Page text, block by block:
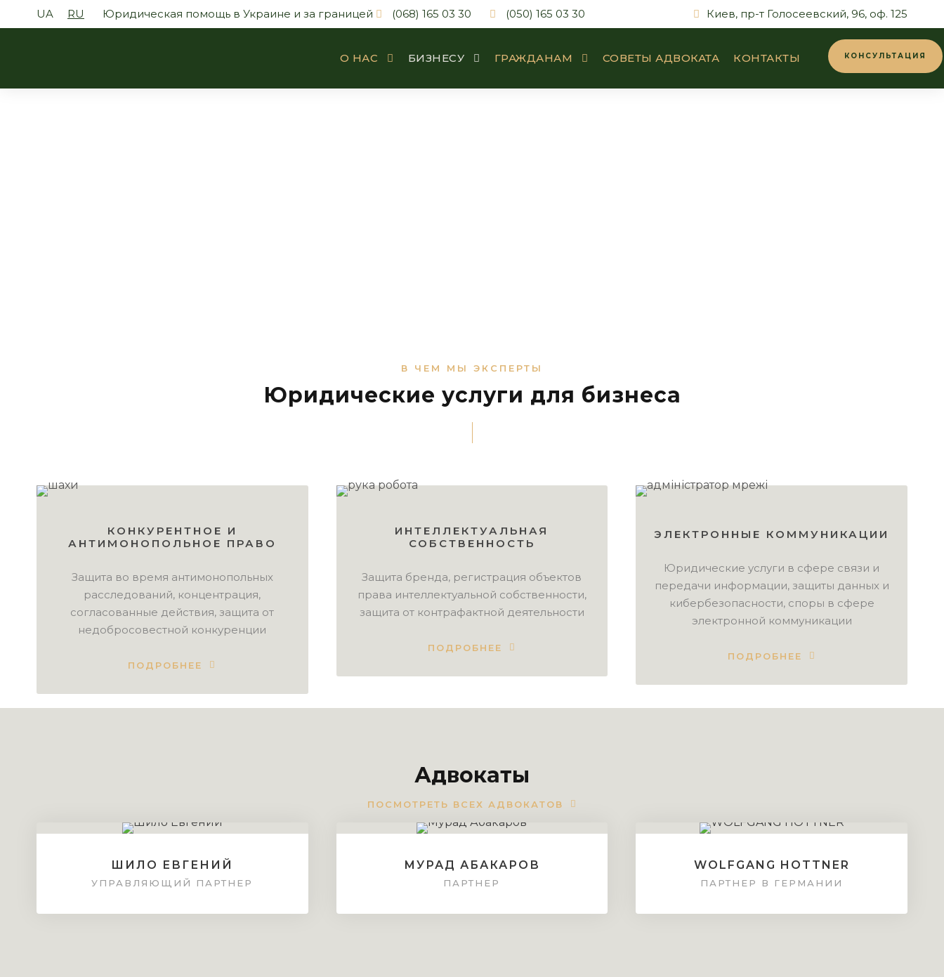
UA RU Юридическая помощь в Украине и за границей (068) 165 03 30 (050) 165 03 30 Киев, пр-т Голосеевский, 96, оф. 125
О НАС БИЗНЕСУ ГРАЖДАНАМ СОВЕТЫ АДВОКАТА КОНТАКТЫ КОНСУЛЬТАЦИЯ
В ЧЕМ МЫ ЭКСПЕРТЫ
Юридические услуги для бизнеса
КОНКУРЕНТНОЕ И
АНТИМОНОПОЛЬНОЕ ПРАВО
Защита во время антимонопольных
расследований, концентрация,
согласованные действия, защита от
недобросовестной конкуренции
ПОДРОБНЕЕ
ИНТЕЛЛЕКТУАЛЬНАЯ
СОБСТВЕННОСТЬ
Защита бренда, регистрация объектов
права интеллектуальной собственности,
защита от контрафактной деятельности
ПОДРОБНЕЕ
ЭЛЕКТРОННЫЕ КОММУНИКАЦИИ
Юридические услуги в сфере связи и
передачи информации, защиты данных и
кибербезопасности, споры в сфере
электронной коммуникации
ПОДРОБНЕЕ
Адвокаты
ПОСМОТРЕТЬ ВСЕХ АДВОКАТОВ
ШИЛО ЕВГЕНИЙ
УПРАВЛЯЮЩИЙ ПАРТНЕР
МУРАД АБАКАРОВ
ПАРТНЕР
WOLFGANG HOTTNER
ПАРТНЕР В ГЕРМАНИИ